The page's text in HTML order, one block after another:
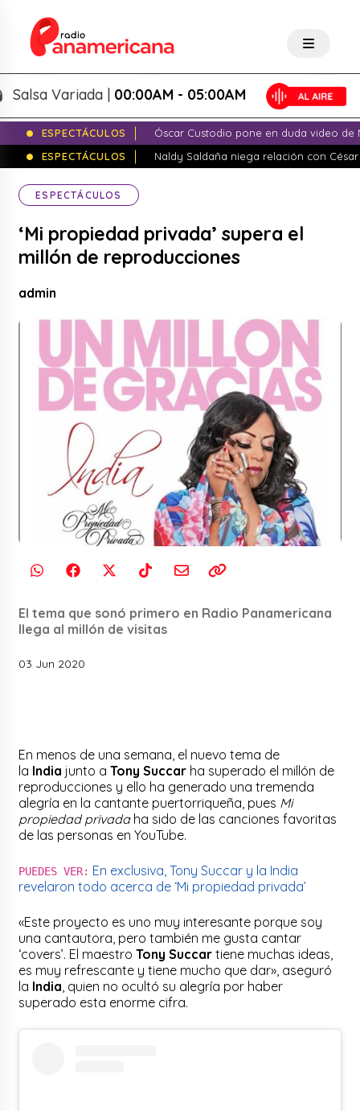
Variada |00:00AM - 05:00AM
ESPECTÁCULOS
Óscar Custodio pone en duda video de
ESPECTÁCULOS
Naldy Saldaña niega relación con
ESPECTÁCULOS
‘Mi propiedad privada’ supera el
millón de reproducciones
admin
El tema que sonó primero en Radio Panamericana
llega al millón de visitas
03 Jun 2020
En menos de una semana, el nuevo tema de
la India junto aTony Succar ha superado el millón de
reproducciones y ello ha generado una tremenda
alegría en la cantante puertorriqueña, pues Mi
propiedad privadaha sido de las canciones favoritas
de las personas en YouTube.
PUEDES VER: En exclusiva, Tony Succar y la India
revelaron todo acerca de ‘Mi propiedad privada’
«Este proyecto es uno muy interesante porque soy
una cantautora, pero también me gusta cantar
‘covers’. El maestroTony Succar tiene muchas ideas,
es muy refrescante y tiene mucho que dar», aseguró
la India , quien no ocultó su alegría por haber
superado esta enorme cifra.